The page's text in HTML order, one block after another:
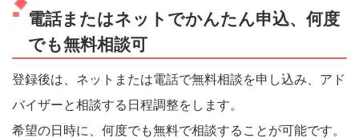
電話またはネットでかんたん申込、何度
でも無料相談可
登録後は、ネットまたは電話で無料相談を申し込み、アド
バイザーと相談する日程調整をします。
希望の日時に、何度でも無料で相談することが可能です。